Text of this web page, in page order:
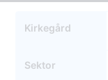
Kirkegård
Sektor